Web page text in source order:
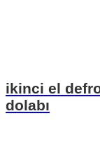
ikinci el
dolabı